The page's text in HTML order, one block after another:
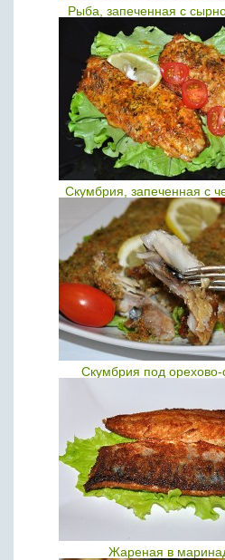
Рыба, запеченная с
Скумбрия, запеченная с
Скумбрия под орехово-
Жареная в